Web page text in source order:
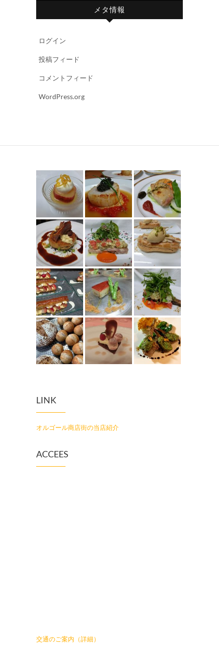
メタ情報
ログイン
投稿フィード
コメントフィード
WordPress.org
LINK
オルゴール商店街の当店紹介
ACCEES
交通のご案内（詳細）